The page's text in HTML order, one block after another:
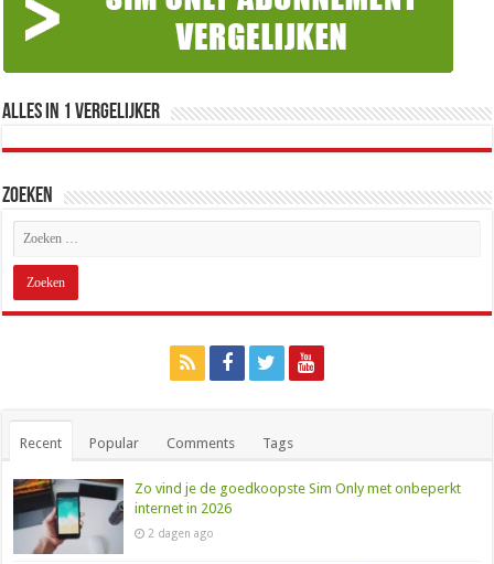
Alles in 1 Vergelijker
Zoeken
Recent Popular Comments Tags
Zo vind je de goedkoopste Sim Only met onbeperkt
internet in 2026
2 dagen ago